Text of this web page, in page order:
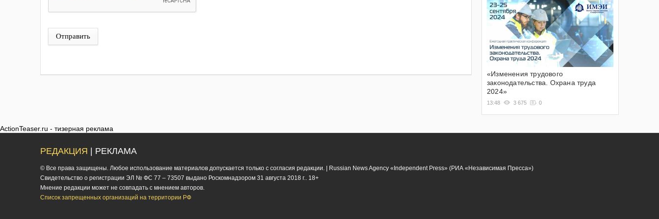
Отправить
«Изменения трудового
законодательства. Охрана труда
2024»
13:48 3 675 0
ActionTeaser.ru - тизерная реклама
РЕДАКЦИЯ | РЕКЛАМА
© Все права защищены. Любое использование материалов допускается только с согласия редакции. | Russian News Agency «Independent Press» (РИА «Независимая Пресса»)
Cвидетельство о регистрации ЭЛ № ФС 77 – 73507 выдано Роскомнадзором 31 августа 2018 г.. 18+
Мнение редакции может не совпадать с мнением авторов.
Список запрещенных организаций на территории РФ